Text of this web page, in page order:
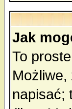
Jak
To
Możliwe,
napisać;